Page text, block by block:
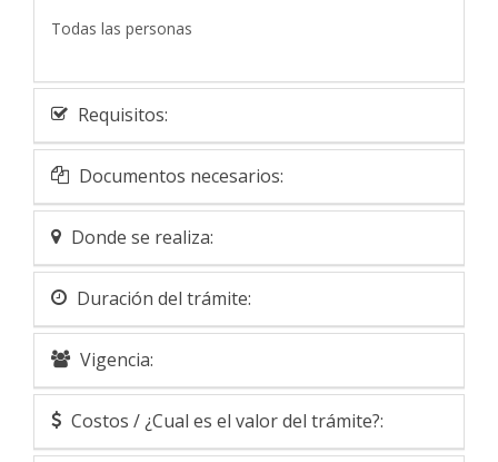
Todas las personas
Requisitos:
Documentos necesarios:
Donde se realiza:
Duración del trámite:
Vigencia:
Costos / ¿Cual es el valor del trámite?: